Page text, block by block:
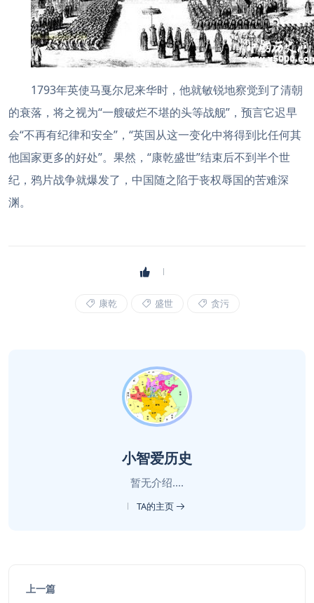
1793年英使马戛尔尼来华时，他就敏锐地察觉到了清朝
的衰落，将之视为“一艘破烂不堪的头等战舰”，预言它迟早
会“不再有纪律和安全”，“英国从这一变化中将得到比任何其
他国家更多的好处”。果然，“康乾盛世”结束后不到半个世
纪，鸦片战争就爆发了，中国随之陷于丧权辱国的苦难深
渊。
康乾 盛世 贪污
小智爱历史
暂无介绍....
TA的主页
上一篇